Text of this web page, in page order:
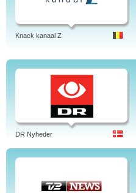
Knack kanaal Z
DR Nyheder